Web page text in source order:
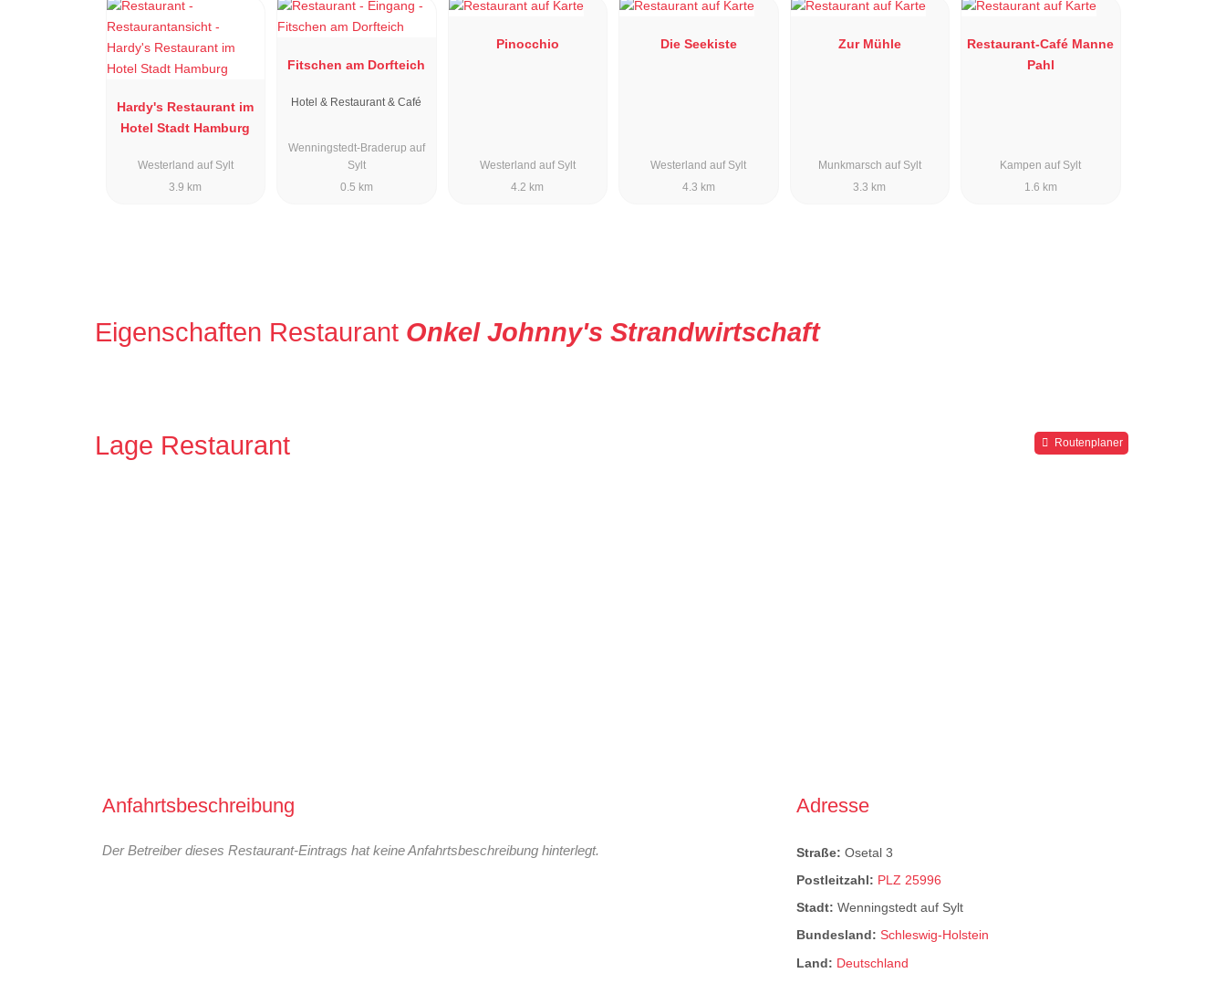
Hardy's Restaurant im
Hotel Stadt Hamburg
Westerland auf Sylt
3.9 km
Fitschen am Dorfteich
Hotel & Restaurant & Café
Wenningstedt-Braderup auf
Sylt
0.5 km
Pinocchio
Westerland auf Sylt
4.2 km
Die Seekiste
Westerland auf Sylt
4.3 km
Zur Mühle
Munkmarsch auf Sylt
3.3 km
Restaurant-Café Manne
Pahl
Kampen auf Sylt
1.6 km
Eigenschaften Restaurant Onkel Johnny's Strandwirtschaft
Lage Restaurant Routenplaner
Anfahrtsbeschreibung
Der Betreiber dieses Restaurant-Eintrags hat keine Anfahrtsbeschreibung hinterlegt.
Adresse
Straße:Osetal 3
Postleitzahl: PLZ 25996
Stadt:Wenningstedt auf Sylt
Bundesland:Schleswig-Holstein
Land: Deutschland